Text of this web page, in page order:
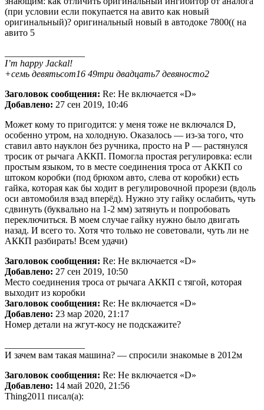
(при условии если покупается на авито как новый
оригинальный)? оригинальный новый в автодоке 7800(( на
авито 5
I’m happy Jackal!
+семь девятьсот16 49три двадцать7 девяносто2
Заголовок сообщения: Re: Не включается «D»
Добавлено: 27 сен 2019, 10:46
Может кому то пригодится: у меня тоже не включался D,
особенно утром, на холодную. Оказалось — из-за того, что
ставил авто науклон без ручника, просто на Р — растянулся
тросик от рычага АККП. Помогла простая регулировка: если
простым языком, то в месте соединения троса от АККП со
штоком коробки (под брюхом авто, слева от коробки) есть
гайка, которая как бы ходит в регулировочной прорези (вдоль
оси автомобиля взад вперёд). Нужно эту гайку ослабить, чуть
сдвинуть (буквально на 1-2 мм) затянуть и попробовать
переключиться. В моем случае гайку нужно было двигать
назад. И всего то. Хотя что только не советовали, чуть ли не
АККП разбирать! Всем удачи)
Заголовок сообщения: Re: Не включается «D»
Добавлено: 27 сен 2019, 10:50
Место соединения троса от рычага АККП с тягой, которая
выходит из коробки
Заголовок сообщения: Re: Не включается «D»
Добавлено: 23 мар 2020, 21:17
Номер детали на жгут-косу не подскажите?
И зачем вам такая машина? — спросили знакомые в 2012м
Заголовок сообщения: Re: Не включается «D»
Добавлено: 14 май 2020, 21:56
Thing2011 писал(а):